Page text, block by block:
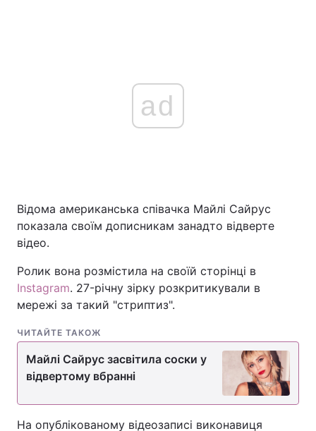
ad
Відома американська співачка Майлі Сайрус
показала своїм дописникам занадто відверте
відео.
Ролик вона розмістила на своїй сторінці в
Instagram. 27-річну зірку розкритикували в
мережі за такий "стриптиз".
ЧИТАЙТЕ ТАКОЖ
Майлі Сайрус засвітила соски у
відвертому вбранні
На опублікованому відеозаписі виконавиця